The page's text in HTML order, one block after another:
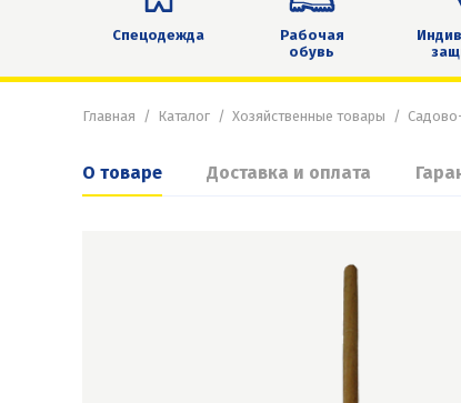
Спецодежда
Рабочая
обувь
Главная Каталог Хозяйственные товары
О товаре Доставка и оплата